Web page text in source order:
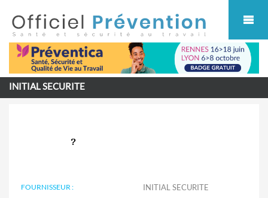
INITIAL SECURITE
FOURNISSEUR : INITIAL SECURITE